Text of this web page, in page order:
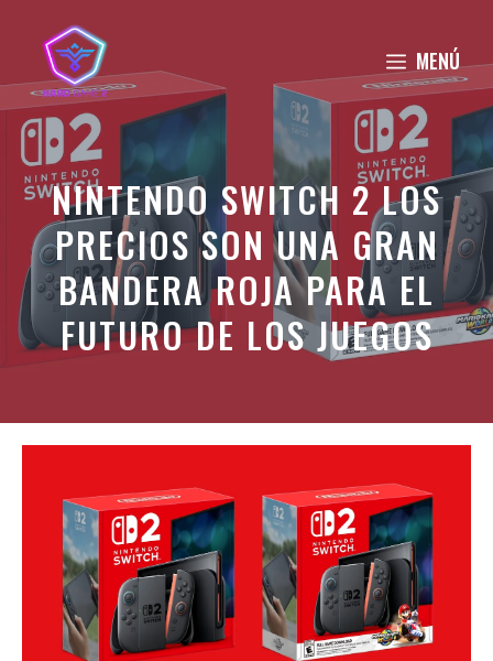
contenido
MENÚ
NINTENDO SWITCH 2 LOS
PRECIOS SON UNA GRAN
BANDERA ROJA PARA EL
FUTURO DE LOS JUEGOS